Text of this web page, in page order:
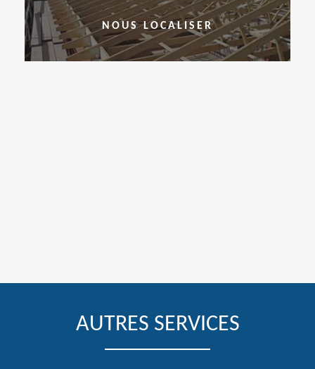
NOUS LOCALISER
AUTRES SERVICES